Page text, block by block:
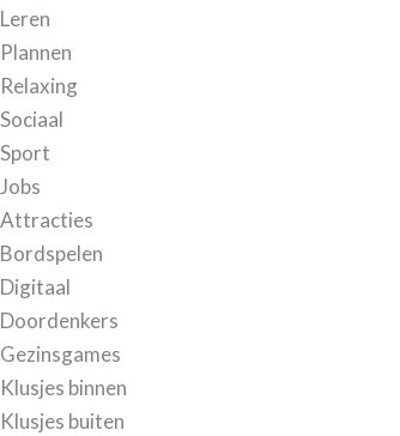
Leren
Plannen
Relaxing
Sociaal
Sport
Jobs
Attracties
Bordspelen
Digitaal
Doordenkers
Gezinsgames
Klusjes binnen
Klusjes buiten